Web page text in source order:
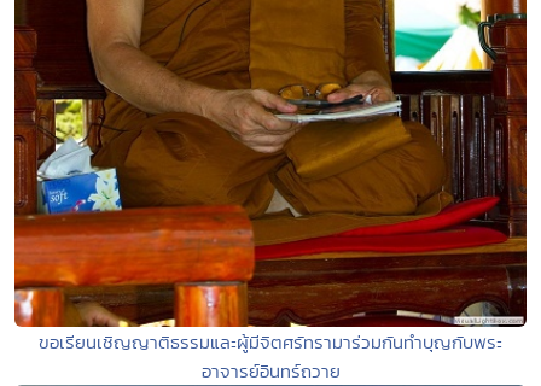
ขอเรียนเชิญญาติธรรมและผู้มีจิตศรัทรามาร่วมกันทำบุญกับพระ
อาจารย์อินทร์ถวาย